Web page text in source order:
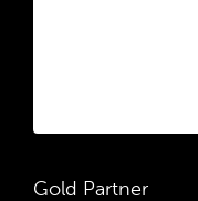
Gold Partner